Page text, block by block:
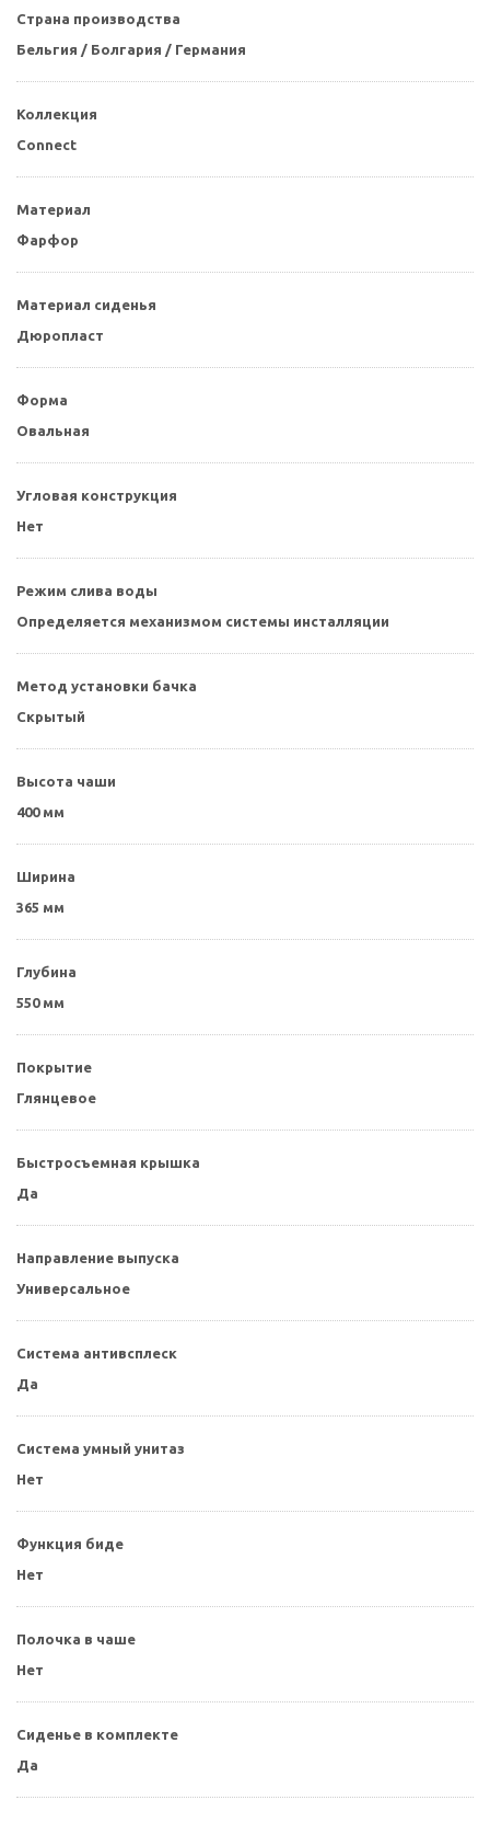
Страна производства
Бельгия / Болгария / Германия
Коллекция
Connect
Материал
Фарфор
Материал сиденья
Дюропласт
Форма
Овальная
Угловая конструкция
Нет
Режим слива воды
Определяется механизмом системы инсталляции
Метод установки бачка
Скрытый
Высота чаши
400 мм
Ширина
365 мм
Глубина
550 мм
Покрытие
Глянцевое
Быстросъемная крышка
Да
Направление выпуска
Универсальное
Система антивсплеск
Да
Система умный унитаз
Нет
Функция биде
Нет
Полочка в чаше
Нет
Сиденье в комплекте
Да